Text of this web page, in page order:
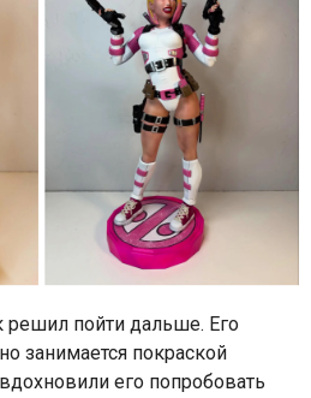
решил пойти дальше. Его
занимается покраской
его попробовать